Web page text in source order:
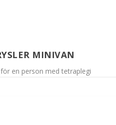
MINIVAN
en person med tetraplegi